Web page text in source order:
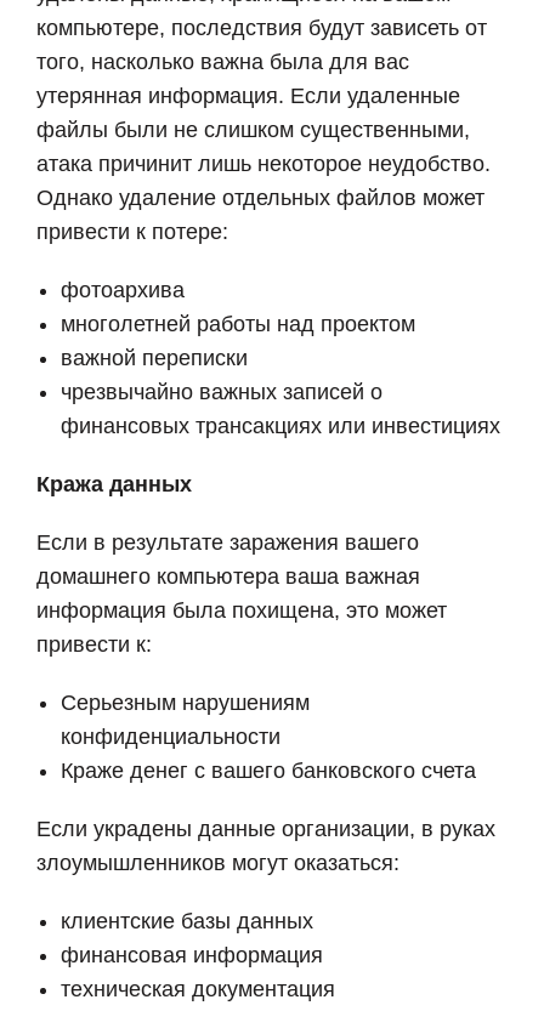
компьютере, последствия будут зависеть от
того, насколько важна была для вас
утерянная информация. Если удаленные
файлы были не слишком существенными,
атака причинит лишь некоторое неудобство.
Однако удаление отдельных файлов может
привести к потере:
фотоархива
многолетней работы над проектом
важной переписки
чрезвычайно важных записей о
финансовых трансакциях или инвестициях
Кража данных
Если в результате заражения вашего
домашнего компьютера ваша важная
информация была похищена, это может
привести к:
Серьезным нарушениям
конфиденциальности
Краже денег с вашего банковского счета
Если украдены данные организации, в руках
злоумышленников могут оказаться:
клиентские базы данных
финансовая информация
техническая документация